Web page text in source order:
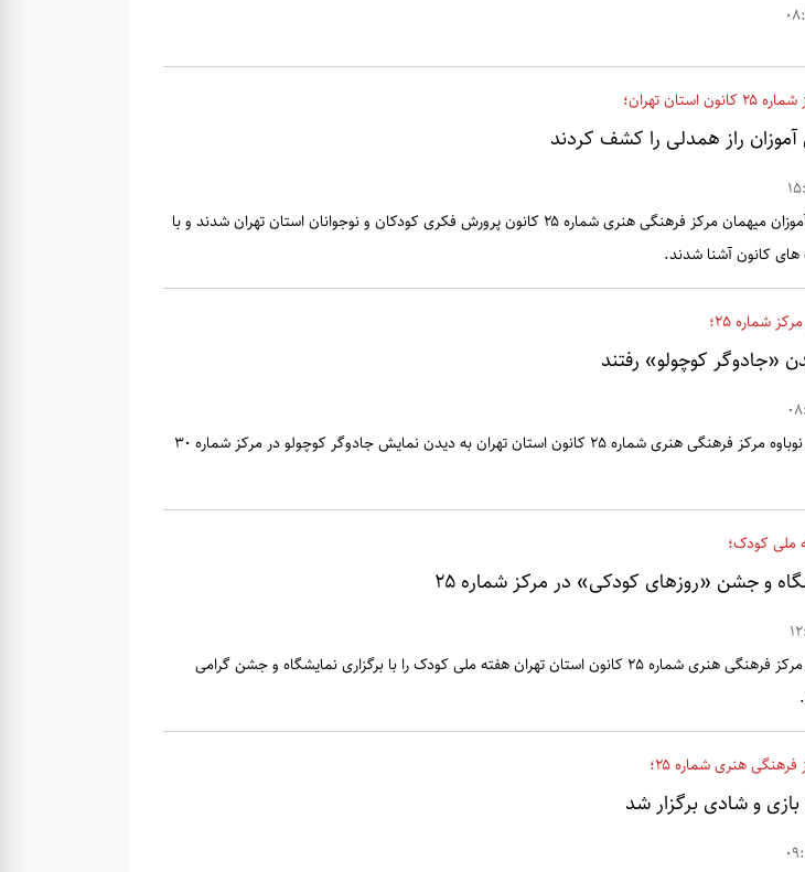
استان تهران؛
راز همدلی را کشف کردند
دانش آموزان میهمان مرکز فرهنگی هنری شماره ۲۵ کانون پرورش فکری کودکان و نوجوانان استان تهران شدند و با
های کانون آشنا شدند.
شماره 25؛
«جادوگر کوچولو» رفتند
اعضای نوباوه مرکز فرهنگی هنری شماره 25 کانون استان تهران به دیدن نمایش جادوگر کوچولو در مرکز شماره 30
ملی کودک؛
و جشن «روزهای کودکی» در مرکز شماره ۲۵
اعضای مرکز فرهنگی هنری شماره 25 کانون استان تهران هفته ملی کودک را با برگزاری نمایشگاه و جشن گرامی
هنری شماره ۲۵؛
و شادی برگزار شد